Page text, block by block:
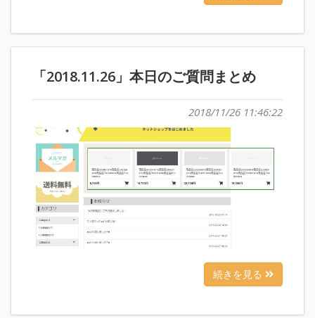
「2018.11.26」本日のご質問まとめ
2018/11/26 11:46:22
続きを見る